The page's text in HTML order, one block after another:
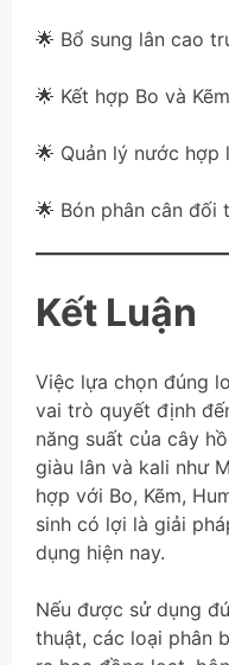
🌟 Bổ sung lân cao
🌟 Kết hợp Bo và
🌟 Quản lý nước hợp
🌟 Bón phân cân đối
Kết Luận
Việc lựa chọn đúng
vai trò quyết định
năng suất của cây
giàu lân và kali như
hợp với Bo, Kẽm,
sinh có lợi là giải
dụng hiện nay.
Nếu được sử dụng
thuật, các loại phân